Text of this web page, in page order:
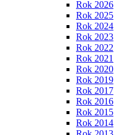
Rok 2026
Rok 2025
Rok 2024
Rok 2023
Rok 2022
Rok 2021
Rok 2020
Rok 2019
Rok 2017
Rok 2016
Rok 2015
Rok 2014